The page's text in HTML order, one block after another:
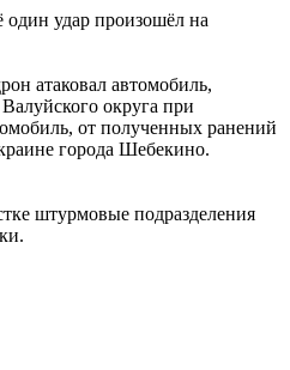
один удар произошёл на
атаковал автомобиль,
округа при
от полученных ранений
города Шебекино.
штурмовые подразделения